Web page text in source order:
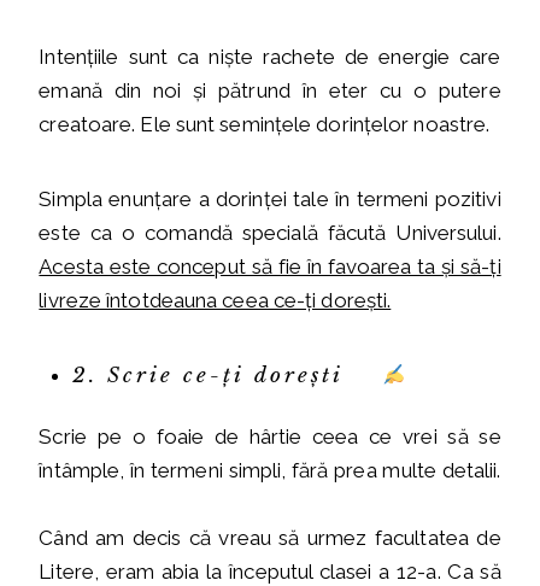
Intențiile sunt ca niște rachete de energie care
emană din noi și pătrund în eter cu o putere
creatoare. Ele sunt semințele dorințelor noastre.
Simpla enunțare a dorinței tale în termeni pozitivi
este ca o comandă specială făcută Universului.
Acesta este conceput să fie în favoarea ta și să-ți
livreze întotdeauna ceea ce-ți dorești.
2. Scrie ce-ți dorești
Scrie pe o foaie de hârtie ceea ce vrei să se
întâmple, în termeni simpli, fără prea multe detalii.
Când am decis că vreau să urmez facultatea de
Litere, eram abia la începutul clasei a 12-a. Ca să